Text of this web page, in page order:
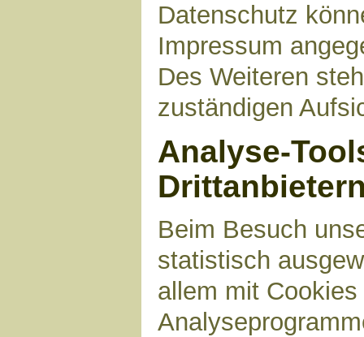
Datenschutz
Impressum
Des Weiteren
zuständigen
Analyse-
Beim Besuch
statistisch
allem mit